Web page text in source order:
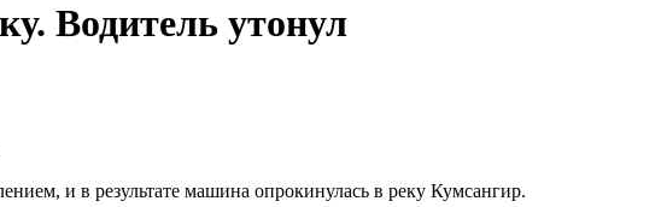
Водитель утонул
и в результате машина опрокинулась в реку Кумсангир.